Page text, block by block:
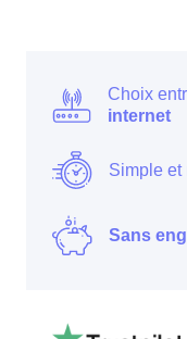
Choix
internet
Simple et
Sans